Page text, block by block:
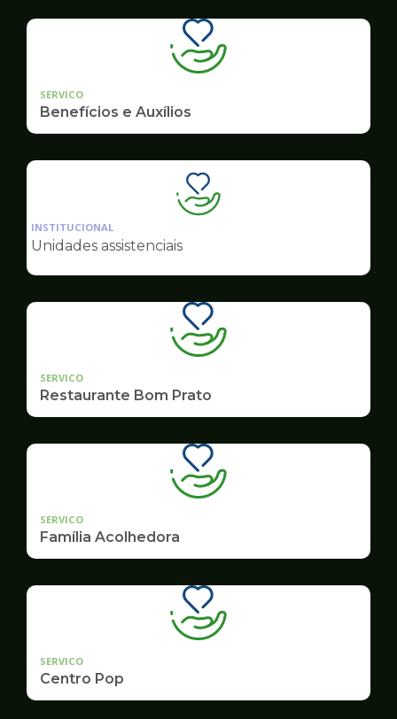
SERVICO
Benefícios e Auxílios
Ilustração
da
Assistência
INSTITUCIONAL
Unidades assistenciais
SERVICO
Restaurante Bom Prato
SERVICO
Família Acolhedora
SERVICO
Centro Pop